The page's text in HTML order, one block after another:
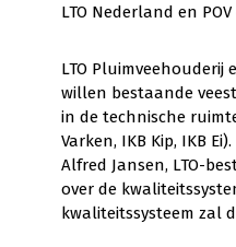
LTO Nederland en
LTO
willen bestaande
in de technische
Varken, IKB Kip, IKB Ei).
Alfred Jansen, LTO-
over de
kwaliteitssysteem zal